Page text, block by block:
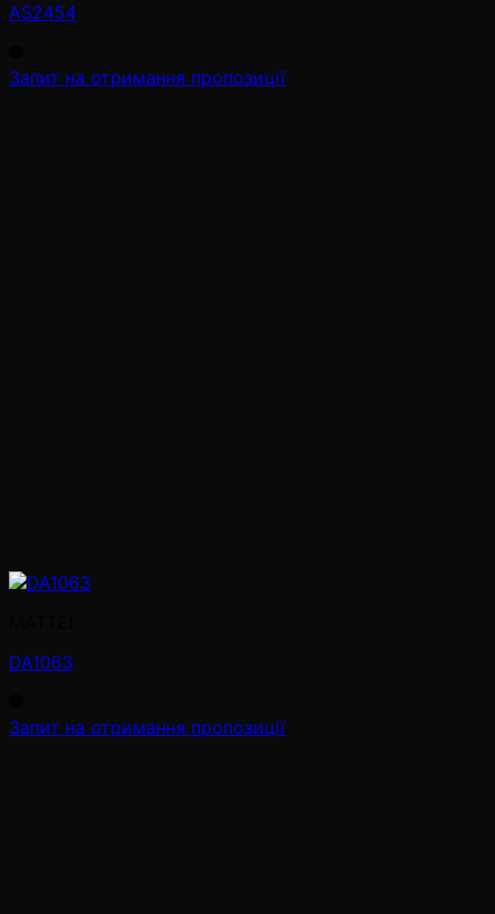
AS2454
Запит на отримання пропозиції
DA1063
Запит на отримання пропозиції